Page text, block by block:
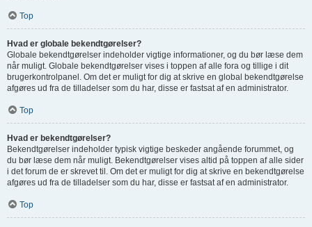
Top
Hvad er globale bekendtgørelser?
Globale bekendtgørelser indeholder vigtige informationer, og du bør læse dem
når muligt. Globale bekendtgørelser vises i toppen af alle fora og tillige i dit
brugerkontrolpanel. Om det er muligt for dig at skrive en global bekendtgørelse
afgøres ud fra de tilladelser som du har, disse er fastsat af en administrator.
Top
Hvad er bekendtgørelser?
Bekendtgørelser indeholder typisk vigtige beskeder angående forummet, og
du bør læse dem når muligt. Bekendtgørelser vises altid på toppen af alle sider
i det forum de er skrevet til. Om det er muligt for dig at skrive en bekendtgørelse
afgøres ud fra de tilladelser som du har, disse er fastsat af en administrator.
Top